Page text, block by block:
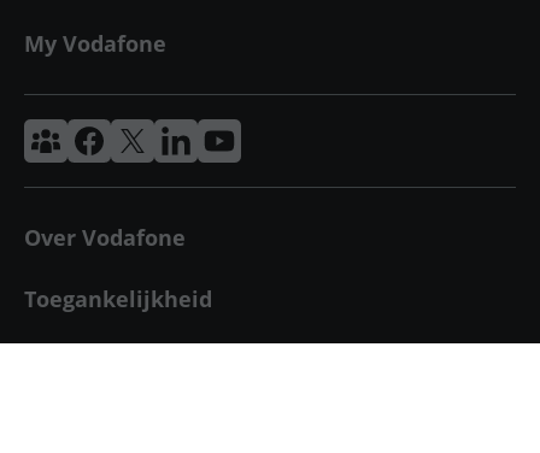
My Vodafone
Vodafone & Ziggo Community
Vodafone Facebook
Vodafone XVodafoneZiggo LinkedIn
Vodafone YouTube
Over Vodafone
Toegankelijkheid